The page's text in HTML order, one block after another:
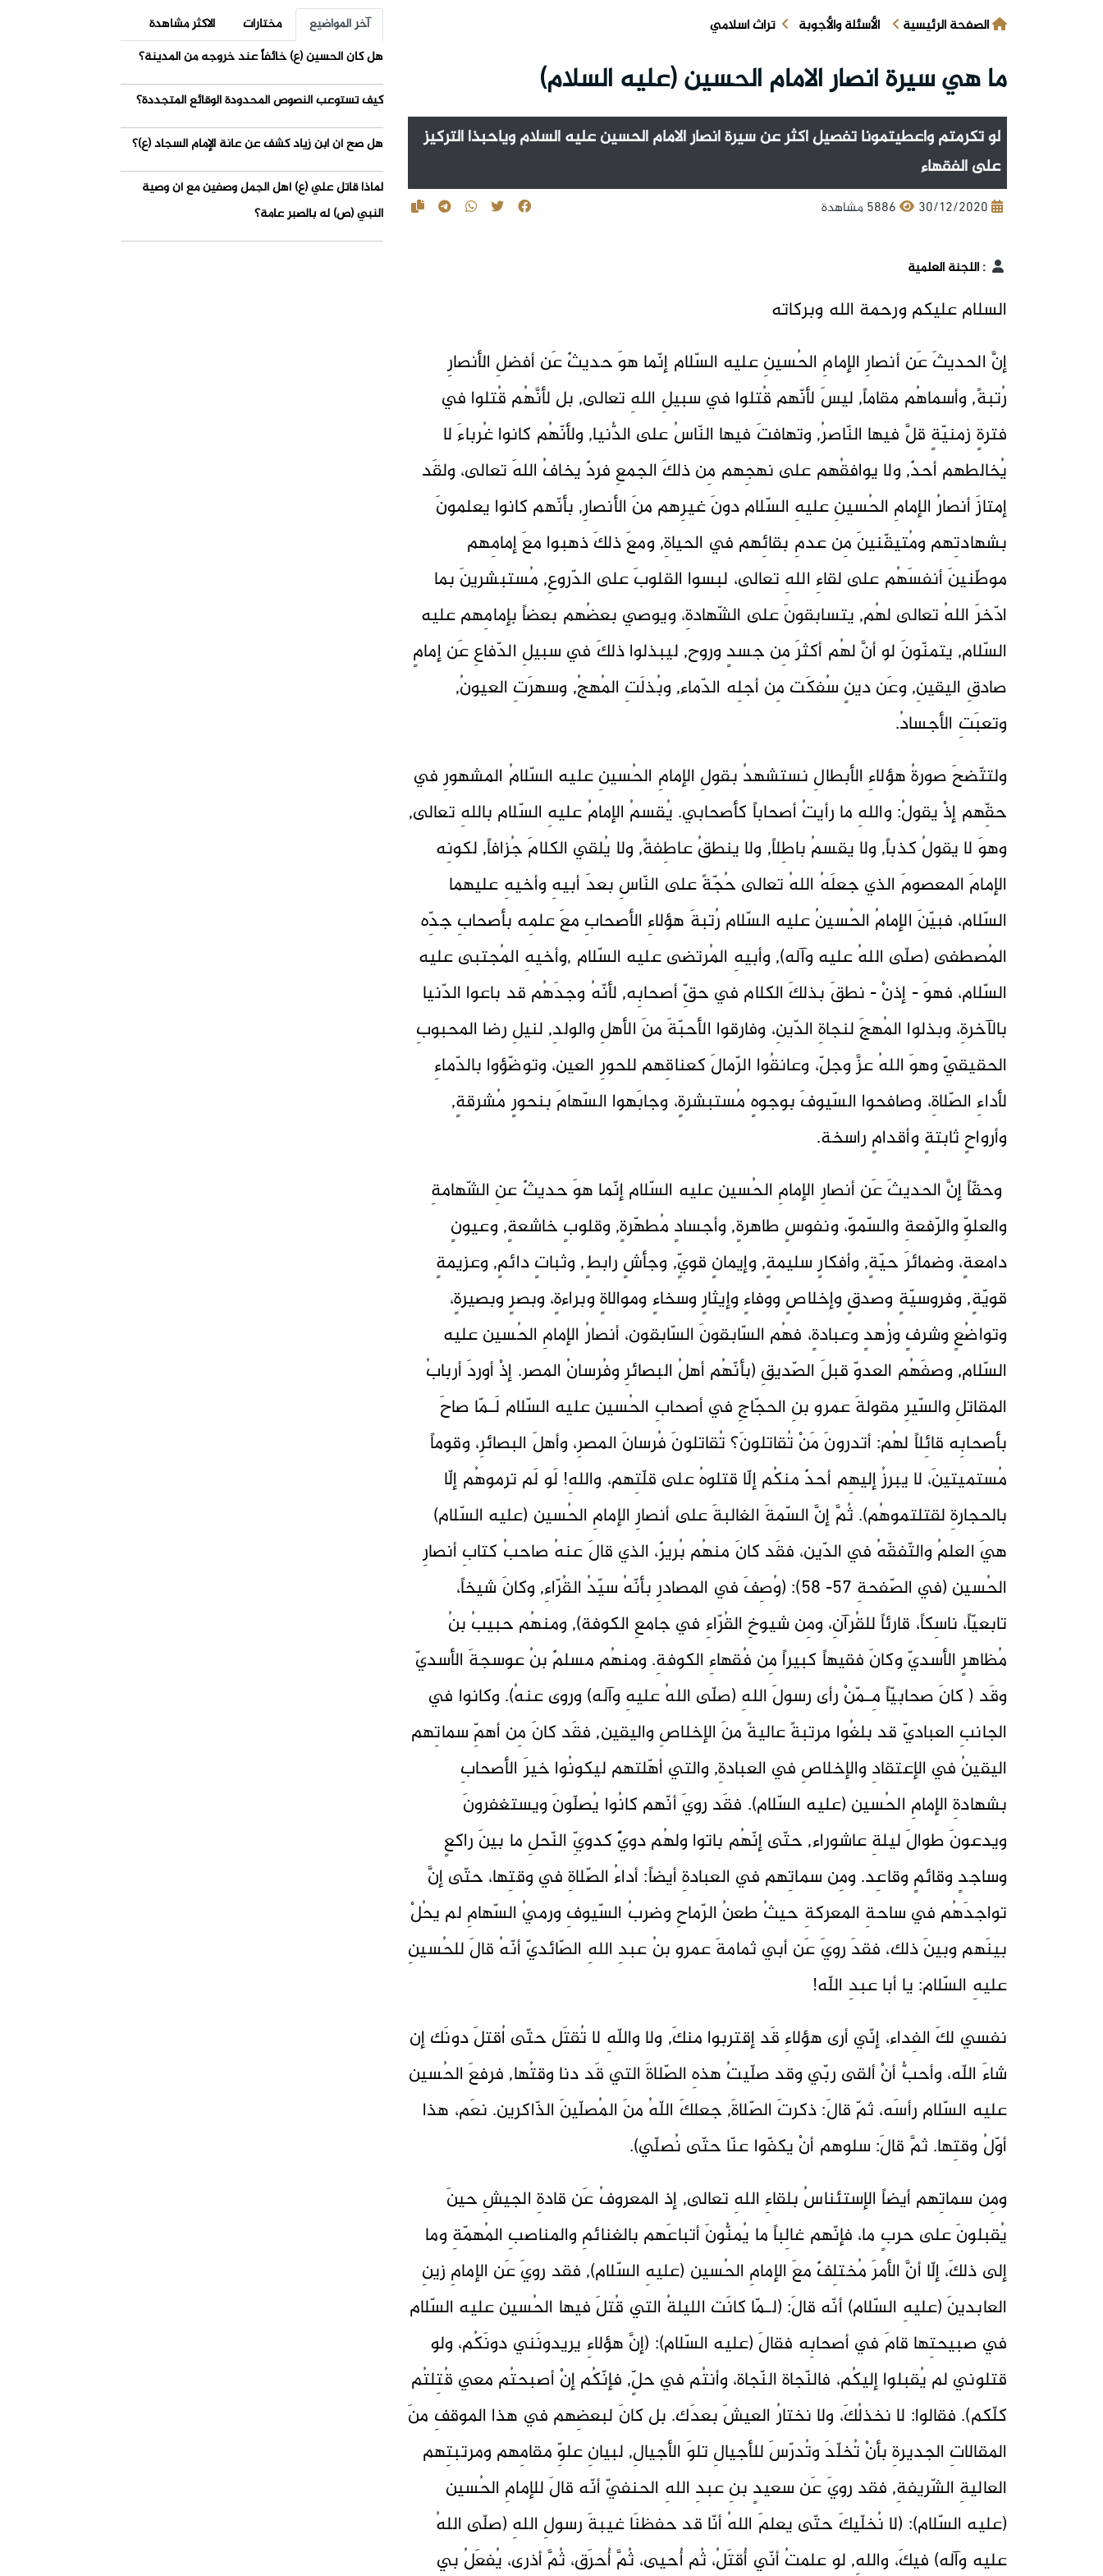
الصفحة الرئيسية الأسئلة والأجوبة تراث اسلامي
ما هي سيرة انصار الامام الحسين (عليه السلام)
لو تكرمتم واعطيتمونا تفصيل اكثر عن سيرة انصار الامام الحسين عليه السلام وياحبذا التركيز
على الفقهاء
30/12/2020 5886 مشاهدة
:اللجنة العلمية
السلام عليكم ورحمة الله وبركاته
إنَّ الحديثَ عَن أنصارِ الإمامِ الحُسينِ عليه السّلام إنّما هوَ حديثٌ عَن أفضلِ الأنصارِ
رُتبةً, وأسماهُم مقاماً, ليسَ لأنّهم قُتلوا في سبيلِ اللهِ تعالى, بل لأنَّهُم قُتلوا في
فترةٍ زمنيّةٍ قلَّ فيها النّاصرُ, وتهافتَ فيها النّاسُ على الدُّنيا, ولأنّهُم كانوا غُرباءَ لا
يُخالطهم أحدٌ, ولا يوافقُهم على نهجِهم مِن ذلكَ الجمعِ فردٌ يخافُ اللهَ تعالى، ولقَد
إمتازَ أنصارُ الإمامِ الحُسينِ عليهِ السّلام دونَ غيرِهم منَ الأنصارِ, بأنّهم كانوا يعلمونَ
بشهادتِهم ومُتيقّنينَ مِن عدمِ بقائِهم في الحياةِ, ومعَ ذلكَ ذهبوا معَ إمامِهم
موطّنينَ أنفسَهُم على لقاءِ اللهِ تعالى، لبسوا القلوبَ على الدّروعِ, مُستبشرينَ بما
ادّخرَ اللهُ تعالى لهُم, يتسابقونَ على الشّهادةِ، ويوصي بعضُهم بعضاً بإمامِهم عليه
السّلام, يتمنّونَ لو أنَّ لهُم أكثرَ مِن جسدٍ وروح, ليبذلوا ذلكَ في سبيلِ الدّفاعِ عَن إمامٍ
صادقِ اليقينِ, وعَن دينٍ سُفكَت مِن أجلِه الدّماء, وبُذلَتِ المُهجُ, وسهرَتِ العيونُ,
وتعبَتِ الأجسادُ.
ولتتّضحَ صورةُ هؤلاءِ الأبطالِ نستشهدُ بقولِ الإمامِ الحُسينِ عليه السّلامُ المشهورِ في
حقِّهم إذْ يقولُ: واللهِ ما رأيتُ أصحاباً كأصحابي. يُقسمُ الإمامُ عليهِ السّلام باللهِ تعالى,
وهوَ لا يقولُ كذباً, ولا يقسمُ باطِلاً, ولا ينطقُ عاطِفةً, ولا يُلقي الكلامَ جُزافاً, لكونِه
الإمامَ المعصومَ الذي جعلَهُ اللهُ تعالى حُجّةً على النّاسِ بعدَ أبيهِ وأخيهِ عليهما
السّلام، فبيّنَ الإمامُ الحُسينُ عليه السّلام رُتبةَ هؤلاءِ الأصحابِ معَ علمِه بأصحابِ جدِّه
المُصطفى (صلّى اللهُ عليه وآله), وأبيهِ المُرتضى عليه السّلام ,وأخيهِ المُجتبى عليه
السّلام، فهوَ - إذنْ - نطقَ بذلكَ الكلام في حقِّ أصحابِه, لأنّهُ وجدَهُم قد باعوا الدّنيا
بالآخرةِ، وبذلوا المُهجَ لنجاةِ الدّينِ، وفارقوا الأحبّةَ منَ الأهلِ والولدِ, لنيلِ رضا المحبوبِ
الحقيقيّ وهوَ اللهُ عزَّ وجلّ، وعانقُوا الرّمالَ كعناقِهم للحورِ العين، وتوضّؤوا بالدّماءِ
لأداءِ الصّلاةِ، وصافحوا السّيوفَ بوجوهٍ مُستبشرةٍ، وجابَهوا السّهامَ بنحورٍ مُشرقةٍ,
وأرواحٍ ثابتةٍ وأقدامٍ راسخة.
وحقّاً إنَّ الحديثَ عَن أنصارِ الإمامِ الحُسين عليه السّلام إنّما هوَ حديثٌ عنِ الشّهامةِ
والعلوِّ والرّفعةِ والسّموّ، ونفوسٍ طاهرةٍ, وأجسادٍ مُطهّرةٍ, وقلوبٍ خاشعةٍ, وعيونٍ
دامعةٍ، وضمائرَ حيّةٍ, وأفكارٍ سليمةٍ, وإيمانٍ قويٍّ, وجأشٍ رابطٍ, وثباتٍ دائمٍ, وعزيمةٍ
قويّةٍ, وفروسيّةٍ وصدقٍ وإخلاصٍ ووفاءٍ وإيثارٍ وسخاءٍ وموالاةٍ وبراءةٍ، وبصرٍ وبصيرةٍ،
وتواضُعٍ وشرفٍ وزُهدٍ وعبادةٍ، فهُم السّابقونَ السّابقون، أنصارُ الإمامِ الحُسين عليه
السّلام, وصفَهُم العدوّ قبلَ الصّديقِ (بأنّهُم أهلُ البصائرِ وفُرسانُ المصر. إذْ أوردَ أربابُ
المقاتلِ والسّيرِ مقولةَ عمرو بنِ الحجّاجِ في أصحابِ الحُسين عليه السّلام لَـمّا صاحَ
بأصحابِه قائِلاً لهُم: أتدرونَ مَنْ تُقاتلونَ؟ تُقاتلونَ فُرسانَ المصرِ، وأهلَ البصائرِ، وقوماً
مُستميتينَ، لا يبرزُ إليهِم أحدٌ منكُم إلّا قتلوهُ على قلّتِهم، واللهِ! لَو لَم ترموهُم إلّا
بالحجارةِ لقتلتموهُم). ثُمَّ إنَّ السّمةَ الغالبةَ على أنصارِ الإمامِ الحُسين (عليه السّلام)
هيَ العلمُ والتّفقّهُ في الدّين، فقَد كانَ منهُم بُريرٌ، الذي قالَ عنهُ صاحبُ كتابِ أنصارِ
الحُسين (في الصّفحةِ 57- 58): (وُصِفَ في المصادرِ بأنّهُ سيّدُ القُرّاءِ, وكانَ شيخاً،
تابعيّاً، ناسِكاً، قارئاً للقُرآنِ، ومِن شيوخِ القُرّاءِ في جامعِ الكوفة), ومنهُم حبيبُ بنُ
مُظاهرٍ الأسديّ وكانَ فقيهاً كبيراً مِن فُقهاءِ الكوفةِ. ومنهُم مسلمٌ بنُ عوسجةَ الأسديّ
وقَد ( كانَ صحابيّاً مِـمّنْ رأى رسولَ اللهِ (صلّى اللهُ عليهِ وآله) وروى عنهُ). وكانوا في
الجانبِ العباديّ قد بلغُوا مرتبةً عاليةً منَ الإخلاصِ واليقين, فقَد كانَ مِن أهمِّ سماتِهم
اليقينُ في الإعتقادِ والإخلاصِ في العبادةِ, والتي أهّلتهم ليكونُوا خيرَ الأصحابِ
بشهادةِ الإمامِ الحُسين (عليه السّلام). فقَد رويَ أنّهم كانُوا يُصلّونَ ويستغفرونَ
ويدعونَ طوالَ ليلةِ عاشوراء, حتّى إنّهُم باتوا ولهُم دويٌّ كدويِّ النّحلِ ما بينَ راكعٍ
وساجدٍ وقائمٍ وقاعِد. ومِن سماتِهم في العبادةِ أيضاً: أداءُ الصّلاةِ في وقتِها، حتّى إنَّ
تواجدَهُم في ساحةِ المعركةِ حيثُ طعنُ الرّماحِ وضربُ السّيوفِ ورميُ السّهامِ لم يحُلْ
بينَهم وبينَ ذلك، فقدَ رويَ عَن أبي ثمامةَ عمرو بنُ عبدِ اللهِ الصّائديّ أنّهُ قالَ للحُسينِ
عليهِ السّلام: يا أبا عبدِ اللّه!
نفسي لكَ الفِداء، إنّي أرى هؤلاءِ قَد إقتربوا منكَ, ولا واللّهِ لا تُقتَل حتّى اُقتلَ دونَك إن
شاءَ اللّه، وأحبُّ أنْ ألقى ربّي وقد صلّيتُ هذهِ الصّلاةَ التي قَد دنا وقتُها, فرفعَ الحُسين
عليه السّلام رأسَه، ثمّ قالَ: ذكرتَ الصّلاةَ, جعلكَ اللّهُ منَ المُصلّينَ الذّاكرين. نعَم، هذا
أوّلُ وقتِها. ثمَّ قالَ: سلوهم أنْ يكفّوا عنّا حتّى نُصلّي).
ومِن سماتِهم أيضاً الإستئناسُ بلقاءِ اللهِ تعالى, إذ المعروفُ عَن قادةِ الجيشِ حينَ
يُقبلونَ على حربٍ ما، فإنّهم غالِباً ما يُمنُّونَ أتباعَهم بالغنائمِ والمناصبِ المُهمّةِ وما
إلى ذلكَ، إلّا أنَّ الأمرَ مُختلِفٌ معَ الإمامِ الحُسين (عليهِ السّلام), فقد رويَ عَن الإمامِ زينِ
العابدينَ (عليهِ السّلام) أنّه قالَ: (لـمّا كانَت الليلةُ التي قُتلَ فيها الحُسين عليه السّلام
في صبيحتِها قامَ في أصحابِه فقالَ (عليه السّلام): (إنَّ هؤلاءِ يريدونَني دونَكُم، ولو
قتلوني لم يُقبلوا إليكُم، فالنّجاة النّجاة، وأنتُم في حلٍّ, فإنّكُم إنْ أصبحتُم معي قُتِلتُم
كلّكم). فقالوا: لا نخذلُكَ، ولا نختارُ العيشَ بعدَك. بل كانَ لبعضِهم في هذا الموقفِ منَ
المقالاتِ الجديرةِ بأنْ تُخلّدَ وتُدرّسَ للأجيالِ تلوَ الأجيالِ, لبيانِ علوِّ مقامِهم ومرتبتِهم
العاليةِ الشّريفةِ, فقد رويَ عَن سعيدٍ بنِ عبدِ اللهِ الحنفيّ أنّه قالَ للإمامِ الحُسين
(عليه السّلام): (لا نُخلّيكَ حتّى يعلمَ اللهُ أنّا قد حفظنَا غيبةَ رسولِ اللهِ (صلّى اللهُ
عليه وآله) فيكَ، واللهِ, لو علمتُ أنّي أُقتَلُ، ثُم أُحيى، ثُمَّ أُحرَق، ثُمَّ أذرى، يُفعَلُ بي
آخر المواضيع مختارات
الاكثر مشاهدة
هل كان الحسين (ع) خائفاً عند خروجه من المدينة؟
كيف تستوعب النصوص المحدودة الوقائع المتجددة؟
هل صح أن ابن زياد كشف عن عانة الإمام السجاد (ع)؟
لماذا قاتل علي (ع) أهل الجمل وصفين مع أن وصية
النبي (ص) له بالصبر عامة؟